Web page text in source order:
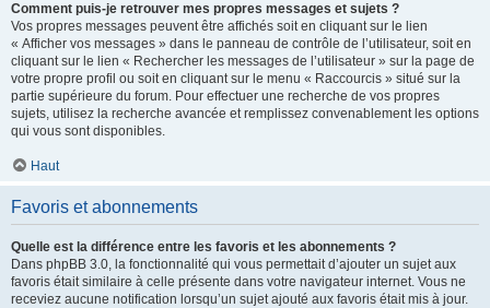
Comment puis-je retrouver mes propres messages et sujets ?
Vos propres messages peuvent être affichés soit en cliquant sur le lien
« Afficher vos messages » dans le panneau de contrôle de l’utilisateur, soit en
cliquant sur le lien « Rechercher les messages de l’utilisateur » sur la page de
votre propre profil ou soit en cliquant sur le menu « Raccourcis » situé sur la
partie supérieure du forum. Pour effectuer une recherche de vos propres
sujets, utilisez la recherche avancée et remplissez convenablement les options
qui vous sont disponibles.
Haut
Favoris et abonnements
Quelle est la différence entre les favoris et les abonnements ?
Dans phpBB 3.0, la fonctionnalité qui vous permettait d’ajouter un sujet aux
favoris était similaire à celle présente dans votre navigateur internet. Vous ne
receviez aucune notification lorsqu’un sujet ajouté aux favoris était mis à jour.